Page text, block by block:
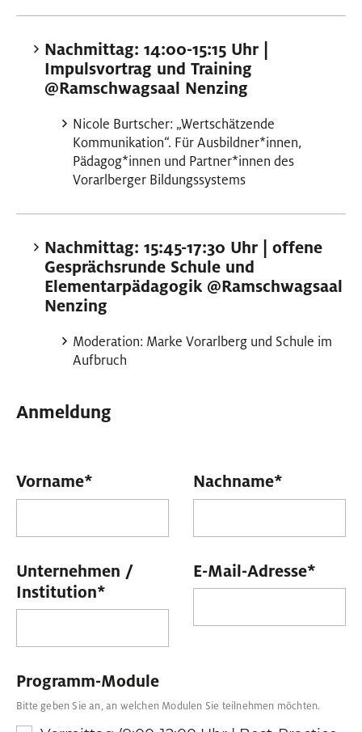
Nachmittag: 14:00-15:15 Uhr |
Impulsvortrag und Training
@Ramschwagsaal Nenzing
Nicole Burtscher: „Wertschätzende
Kommunikation“. Für Ausbildner*innenInnen
,
Pädagog*innen Innen
und Partner*innen Innen
des
Vorarlberger Bildungssystems
Nachmittag: 15:45-17:30 Uhr | offene
Gesprächsrunde Schule und
Elementarpädagogik @Ramschwagsaal
Nenzing
Moderation: Marke Vorarlberg und Schule im
Aufbruch
Anmeldung
Vorname* Nachname*
Unternehmen /
Institution*
E-Mail-Adresse*
Programm-Module
Bitte geben Sie an, an welchen Modulen Sie teilnehmen möchten.